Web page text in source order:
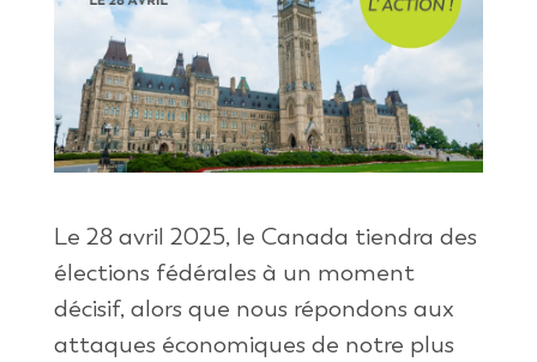
Le 28 avril 2025, le Canada tiendra des
élections fédérales à un moment
décisif, alors que nous répondons aux
attaques économiques de notre plus